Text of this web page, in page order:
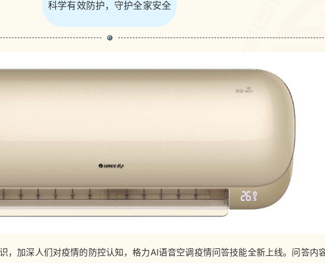
科学有效防护，守护全家安全
，加深人们对疫情的防控认知，格力AI语音空调疫情问答技能全新上线。问答内